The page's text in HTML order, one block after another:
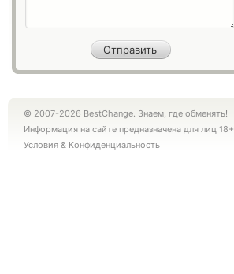
© 2007-2026 BestChange. Знаем, где обменять!
Информация на сайте предназначена для лиц 18+
Условия & Конфиденциальность